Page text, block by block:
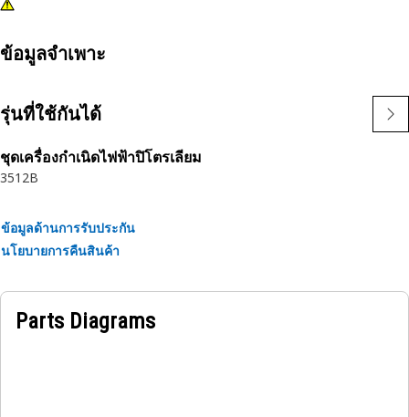
ข้อมูลจำเพาะ
รุ่นที่ใช้กันได้
ชุดเครื่องกำเนิดไฟฟ้าปิโตรเลียม
3512B
ข้อมูลด้านการรับประกัน
นโยบายการคืนสินค้า
Parts Diagrams